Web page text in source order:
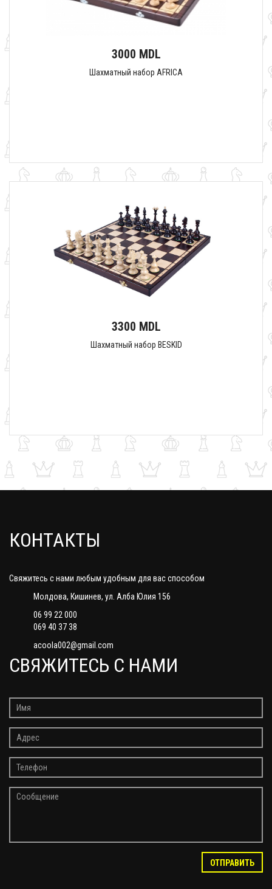
3000 MDL
Шахматный набор AFRICA
3300 MDL
Шахматный набор BESKID
КОНТАКТЫ
Свяжитесь с нами любым удобным для вас способом
Молдова, Кишинев, ул. Алба Юлия 156
06 99 22 000
069 40 37 38
acoola002@gmail.com
СВЯЖИТЕСЬ С НАМИ
ОТПРАВИТЬ